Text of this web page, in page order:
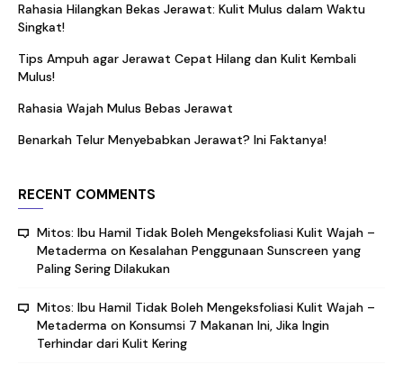
Rahasia Hilangkan Bekas Jerawat: Kulit Mulus dalam Waktu
Singkat!
Tips Ampuh agar Jerawat Cepat Hilang dan Kulit Kembali
Mulus!
Rahasia Wajah Mulus Bebas Jerawat
Benarkah Telur Menyebabkan Jerawat? Ini Faktanya!
RECENT COMMENTS
Mitos: Ibu Hamil Tidak Boleh Mengeksfoliasi Kulit Wajah –
Metaderma on Kesalahan Penggunaan Sunscreen yang
Paling Sering Dilakukan
Mitos: Ibu Hamil Tidak Boleh Mengeksfoliasi Kulit Wajah –
Metaderma on Konsumsi 7 Makanan Ini, Jika Ingin
Terhindar dari Kulit Kering